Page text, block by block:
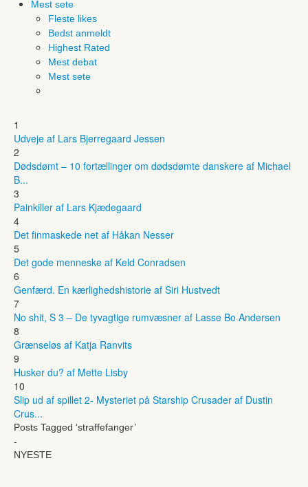
Mest sete
Fleste likes
Bedst anmeldt
Highest Rated
Mest debat
Mest sete
1
Udveje af Lars Bjerregaard Jessen
2
Dødsdømt – 10 fortællinger om dødsdømte danskere af Michael
B...
3
Painkiller af Lars Kjædegaard
4
Det finmaskede net af Håkan Nesser
5
Det gode menneske af Keld Conradsen
6
Genfærd. En kærlighedshistorie af Siri Hustvedt
7
No shit, S 3 – De tyvagtige rumvæsner af Lasse Bo Andersen
8
Grænseløs af Katja Ranvits
9
Husker du? af Mette Lisby
10
Slip ud af spillet 2- Mysteriet på Starship Crusader af Dustin
Crus...
Posts Tagged ‘straffefanger’
-
NYESTE